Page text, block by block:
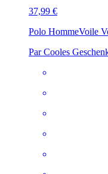
37,99 €
Polo HommeVoile
Par Cooles